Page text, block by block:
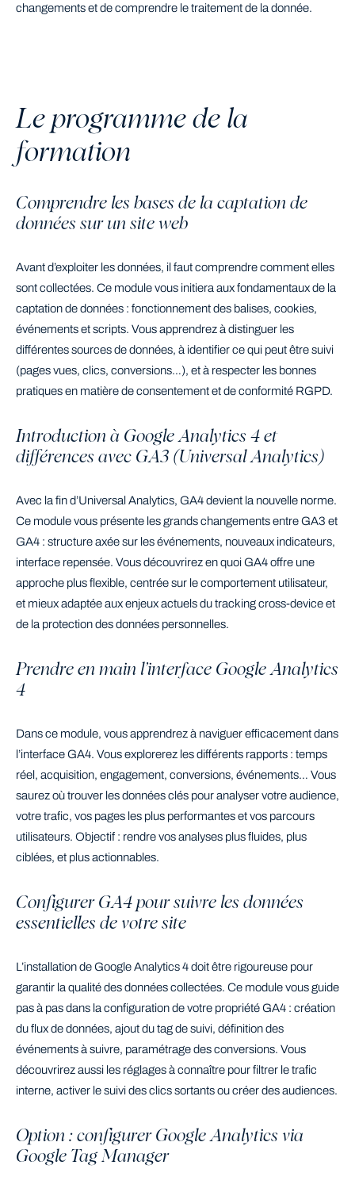
changements et de comprendre le traitement de la donnée.
Le programme de la
formation
Comprendre les bases de la captation de
données sur un site web
Avant d’exploiter les données, il faut comprendre comment elles
sont collectées. Ce module vous initiera aux fondamentaux de la
captation de données : fonctionnement des balises, cookies,
événements et scripts. Vous apprendrez à distinguer les
différentes sources de données, à identifier ce qui peut être suivi
(pages vues, clics, conversions…), et à respecter les bonnes
pratiques en matière de consentement et de conformité RGPD.
Introduction à Google Analytics 4 et
différences avec GA3 (Universal Analytics)
Avec la fin d’Universal Analytics, GA4 devient la nouvelle norme.
Ce module vous présente les grands changements entre GA3 et
GA4 : structure axée sur les événements, nouveaux indicateurs,
interface repensée. Vous découvrirez en quoi GA4 offre une
approche plus flexible, centrée sur le comportement utilisateur,
et mieux adaptée aux enjeux actuels du tracking cross-device et
de la protection des données personnelles.
Prendre en main l’interface Google Analytics
4
Dans ce module, vous apprendrez à naviguer efficacement dans
l’interface GA4. Vous explorerez les différents rapports : temps
réel, acquisition, engagement, conversions, événements… Vous
saurez où trouver les données clés pour analyser votre audience,
votre trafic, vos pages les plus performantes et vos parcours
utilisateurs. Objectif : rendre vos analyses plus fluides, plus
ciblées, et plus actionnables.
Configurer GA4 pour suivre les données
essentielles de votre site
L’installation de Google Analytics 4 doit être rigoureuse pour
garantir la qualité des données collectées. Ce module vous guide
pas à pas dans la configuration de votre propriété GA4 : création
du flux de données, ajout du tag de suivi, définition des
événements à suivre, paramétrage des conversions. Vous
découvrirez aussi les réglages à connaître pour filtrer le trafic
interne, activer le suivi des clics sortants ou créer des audiences.
Option : configurer Google Analytics via
Google Tag Manager